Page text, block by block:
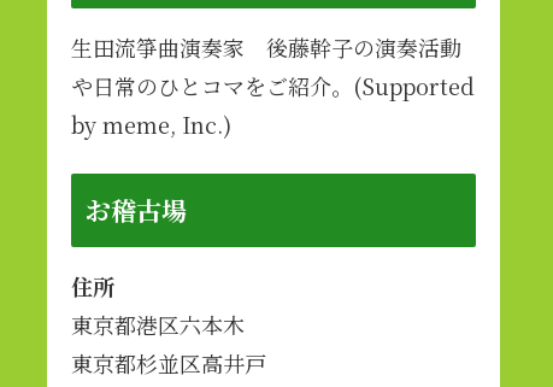
生田流箏曲演奏家 後藤幹子の演奏活動
や日常のひとコマをご紹介。(Supported
by meme, Inc.)
お稽古場
住所
東京都港区六本木
東京都杉並区高井戸